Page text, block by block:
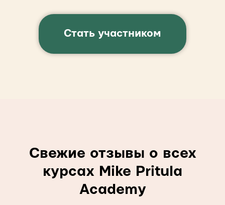
Стать участником
Свежие отзывы о всех
курсах Mike Pritula
Academy